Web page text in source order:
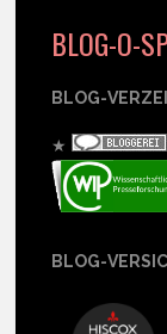
BLOG-O-
BLOG-
★
BLOG-